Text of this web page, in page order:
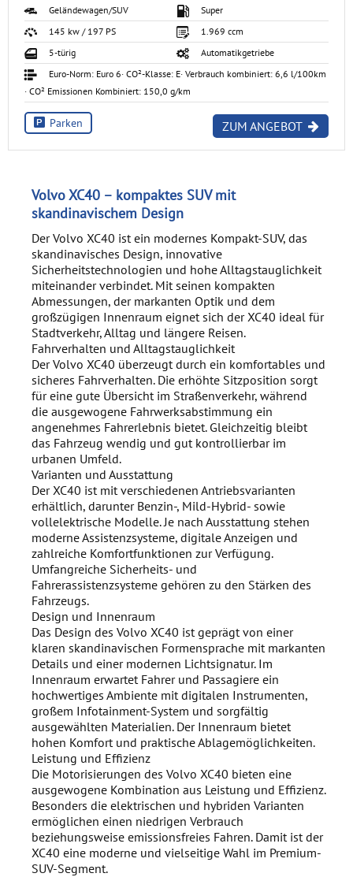
Geländewagen/SUV
Super
145 kw / 197 PS
1.969 ccm
5-türig
Automatikgetriebe
Euro-Norm: Euro 6· CO²-Klasse: E· Verbrauch kombiniert: 6,6 l/100km
· CO² Emissionen Kombiniert: 150,0 g/km
Parken ZUM ANGEBOT
Volvo XC40 – kompaktes SUV mit
skandinavischem Design
Der Volvo XC40 ist ein modernes Kompakt-SUV, das
skandinavisches Design, innovative
Sicherheitstechnologien und hohe Alltagstauglichkeit
miteinander verbindet. Mit seinen kompakten
Abmessungen, der markanten Optik und dem
großzügigen Innenraum eignet sich der XC40 ideal für
Stadtverkehr, Alltag und längere Reisen.
Fahrverhalten und Alltagstauglichkeit
Der Volvo XC40 überzeugt durch ein komfortables und
sicheres Fahrverhalten. Die erhöhte Sitzposition sorgt
für eine gute Übersicht im Straßenverkehr, während
die ausgewogene Fahrwerksabstimmung ein
angenehmes Fahrerlebnis bietet. Gleichzeitig bleibt
das Fahrzeug wendig und gut kontrollierbar im
urbanen Umfeld.
Varianten und Ausstattung
Der XC40 ist mit verschiedenen Antriebsvarianten
erhältlich, darunter Benzin-, Mild-Hybrid- sowie
vollelektrische Modelle. Je nach Ausstattung stehen
moderne Assistenzsysteme, digitale Anzeigen und
zahlreiche Komfortfunktionen zur Verfügung.
Umfangreiche Sicherheits- und
Fahrerassistenzsysteme gehören zu den Stärken des
Fahrzeugs.
Design und Innenraum
Das Design des Volvo XC40 ist geprägt von einer
klaren skandinavischen Formensprache mit markanten
Details und einer modernen Lichtsignatur. Im
Innenraum erwartet Fahrer und Passagiere ein
hochwertiges Ambiente mit digitalen Instrumenten,
großem Infotainment-System und sorgfältig
ausgewählten Materialien. Der Innenraum bietet
hohen Komfort und praktische Ablagemöglichkeiten.
Leistung und Effizienz
Die Motorisierungen des Volvo XC40 bieten eine
ausgewogene Kombination aus Leistung und Effizienz.
Besonders die elektrischen und hybriden Varianten
ermöglichen einen niedrigen Verbrauch
beziehungsweise emissionsfreies Fahren. Damit ist der
XC40 eine moderne und vielseitige Wahl im Premium-
SUV-Segment.